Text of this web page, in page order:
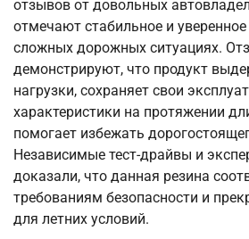
отзывов от довольных
отмечают стабильное и
сложных дорожных ситуациях.
демонстрируют, что продукт
нагрузки, сохраняет свои
характеристики на протяжении
помогает избежать
Независимые тест-драйвы и
доказали, что данная резина
требованиям безопасности и
для летних условий.